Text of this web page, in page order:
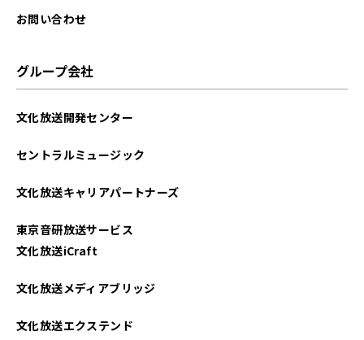
お問い合わせ
グループ会社
文化放送開発センター
セントラルミュージック
文化放送キャリアパートナーズ
東京音研放送サービス
文化放送iCraft
文化放送メディアブリッジ
文化放送エクステンド